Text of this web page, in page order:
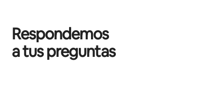
Respondemos
a tus preguntas